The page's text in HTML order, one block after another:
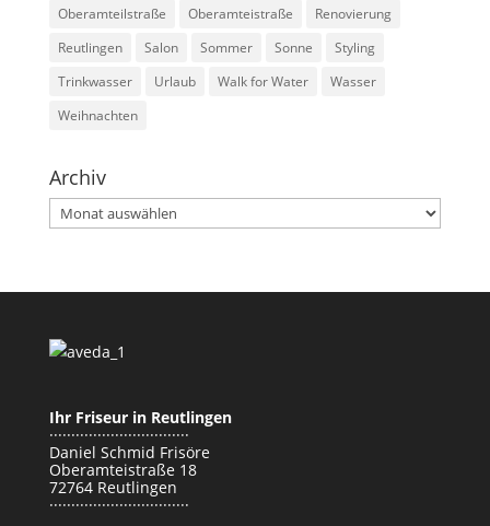
Oberamteilstraße
Oberamteistraße
Renovierung
Reutlingen
Salon Sommer Sonne
Styling
Trinkwasser
Urlaub Walk for Water
Wasser
Weihnachten
Archiv
Archiv
Ihr Friseur in Reutlingen
································
Daniel Schmid Frisöre
Oberamteistraße 18
72764 Reutlingen
································